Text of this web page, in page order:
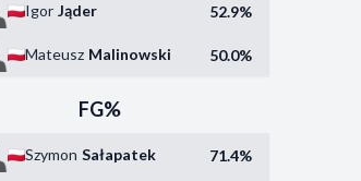
Igor Jąder 52.9%
Mateusz Malinowski 50.0%
FG%
Szymon Sałapatek 71.4%